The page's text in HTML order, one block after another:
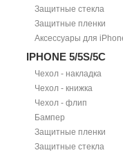
Защитные стекла
Защитные пленки
Аксессуары для
IPHONE 5/5S/5С
Чехол - накладка
Чехол - книжка
Чехол - флип
Бампер
Защитные пленки
Защитные стекла